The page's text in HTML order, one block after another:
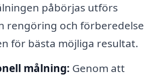
påbörjas utförs
rengöring och förberedelse
för bästa möjliga resultat.
målning: Genom att